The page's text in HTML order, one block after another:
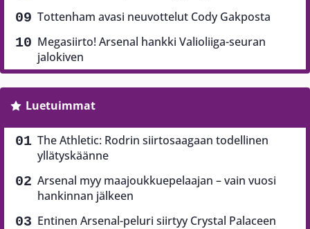
Tottenham avasi neuvottelut Cody Gakposta
Megasiirto! Arsenal hankki Valioliiga-seuran
jalokiven
Luetuimmat
The Athletic: Rodrin siirtosaagaan todellinen
yllätyskäänne
Arsenal myy maajoukkuepelaajan – vain vuosi
hankinnan jälkeen
Entinen Arsenal-peluri siirtyy Crystal Palaceen